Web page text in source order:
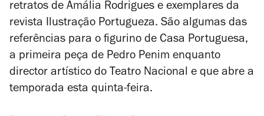
retratos de Amália Rodrigues e exemplares da
revista Ilustração Portugueza. São algumas das
referências para o figurino de Casa Portuguesa,
a primeira peça de Pedro Penim enquanto
director artístico do Teatro Nacional e que abre a
temporada esta quinta-feira.